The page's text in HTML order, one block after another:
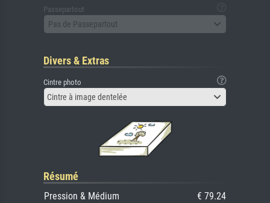
Passepartout
Pas de Passepartout
Divers & Extras
Cintre photo
Cintre à image dentelée
Résumé
Pression & Médium
€ 79.24